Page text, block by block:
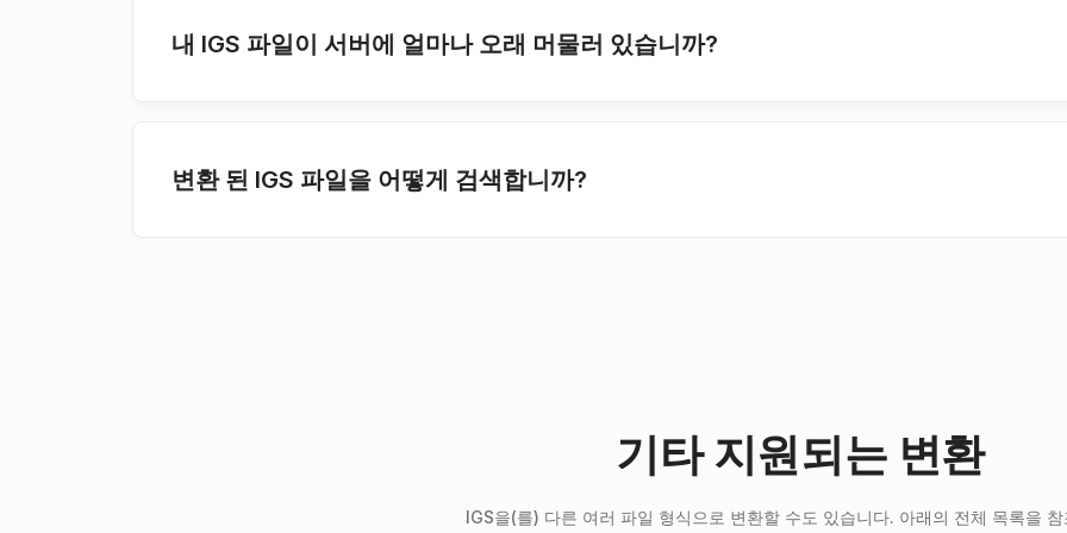
내 IGS 파일이 서버에 얼마나 오래 머물러 있습니까?
변환 된 IGS 파일을 어떻게 검색합니까?
기타 지원되는 변환
IGS을(를) 다른 여러 파일 형식으로 변환할 수도 있습니다. 아래의 전체 목록을